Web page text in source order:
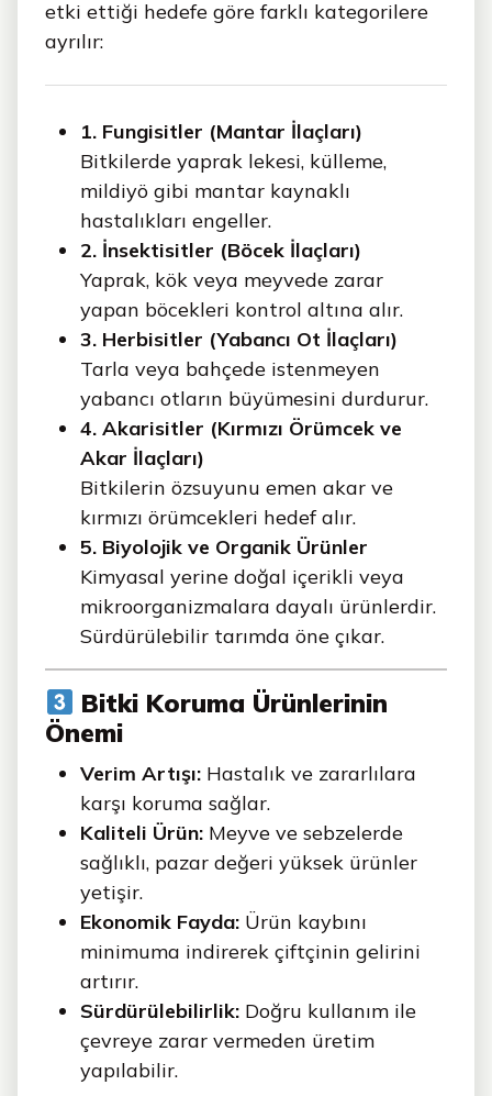
etki ettiği hedefe göre farklı kategorilere
ayrılır:
1. Fungisitler (Mantar İlaçları)
Bitkilerde yaprak lekesi, külleme,
mildiyö gibi mantar kaynaklı
hastalıkları engeller.
2. İnsektisitler (Böcek İlaçları)
Yaprak, kök veya meyvede zarar
yapan böcekleri kontrol altına alır.
3. Herbisitler (Yabancı Ot İlaçları)
Tarla veya bahçede istenmeyen
yabancı otların büyümesini durdurur.
4. Akarisitler (Kırmızı Örümcek ve
Akar İlaçları)
Bitkilerin özsuyunu emen akar ve
kırmızı örümcekleri hedef alır.
5. Biyolojik ve Organik Ürünler
Kimyasal yerine doğal içerikli veya
mikroorganizmalara dayalı ürünlerdir.
Sürdürülebilir tarımda öne çıkar.
Bitki Koruma Ürünlerinin
Önemi
Verim Artışı: Hastalık ve zararlılara
karşı koruma sağlar.
Kaliteli Ürün: Meyve ve sebzelerde
sağlıklı, pazar değeri yüksek ürünler
yetişir.
Ekonomik Fayda: Ürün kaybını
minimuma indirerek çiftçinin gelirini
artırır.
Sürdürülebilirlik: Doğru kullanım ile
çevreye zarar vermeden üretim
yapılabilir.